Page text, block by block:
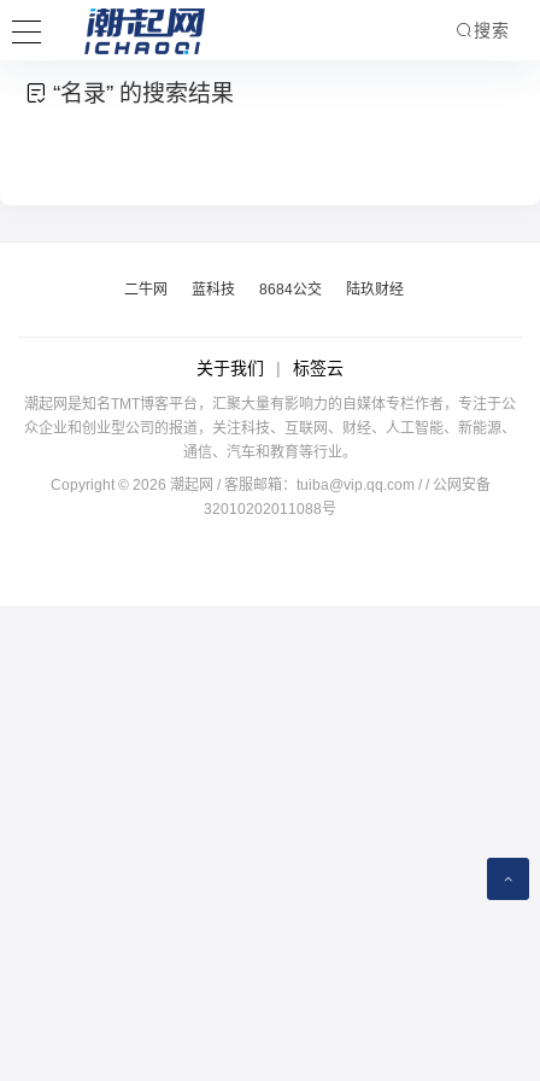
搜索
“名录” 的搜索结果
二牛网 蓝科技 8684公交 陆玖财经
关于我们 | 标签云
潮起网是知名TMT博客平台，汇聚大量有影响力的自媒体专栏作者，专注于公
众企业和创业型公司的报道，关注科技、互联网、财经、人工智能、新能源、
通信、汽车和教育等行业。
Copyright © 2026 潮起网 / 客服邮箱： tuiba@vip.qq.com / / 公网安备
32010202011088号